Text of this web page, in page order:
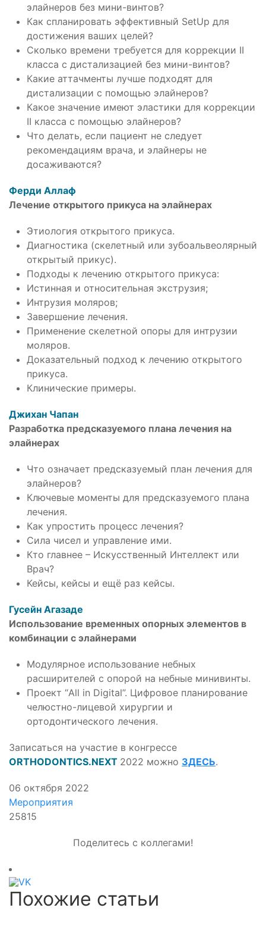
элайнеров без мини-винтов?
Как спланировать эффективный SetUp для
достижения ваших целей?
Сколько времени требуется для коррекции II
класса с дистализацией без мини-винтов?
Какие аттачменты лучше подходят для
дистализации с помощью элайнеров?
Какое значение имеют эластики для коррекции
II класса с помощью элайнеров?
Что делать, если пациент не следует
рекомендациям врача, и элайнеры не
досаживаются?
Ферди Аллаф
Лечение открытого прикуса на элайнерах
Этиология открытого прикуса.
Диагностика (скелетный или зубоальвеолярный
открытый прикус).
Подходы к лечению открытого прикуса:
Истинная и относительная экструзия;
Интрузия моляров;
Завершение лечения.
Применение скелетной опоры для интрузии
моляров.
Доказательный подход к лечению открытого
прикуса.
Клинические примеры.
Джихан Чапан
Разработка предсказуемого плана лечения на
элайнерах
Что означает предсказуемый план лечения для
элайнеров?
Ключевые моменты для предсказуемого плана
лечения.
Как упростить процесс лечения?
Сила чисел и управление ими.
Кто главнее – Искусственный Интеллект или
Врач?
Кейсы, кейсы и ещё раз кейсы.
Гусейн Агазаде
Использование временных опорных элементов в
комбинации с элайнерами
Модулярное использование небных
расширителей с опорой на небные минивинты.
Проект “All in Digital”. Цифровое планирование
челюстно-лицевой хирургии и
ортодонтического лечения.
Записаться на участие в конгрессе
ORTHODONTICS.NEXT 2022 можно ЗДЕСЬ.
06 октября 2022
Мероприятия
25815
Поделитесь с коллегами!
Похожие статьи